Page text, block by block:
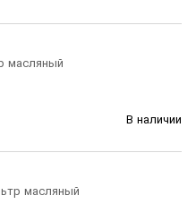
масляный
В наличии
масляный